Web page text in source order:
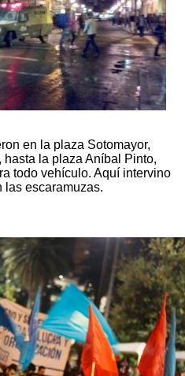
en la plaza Sotomayor,
la plaza Aníbal Pinto,
todo vehículo. Aquí intervino
las escaramuzas.